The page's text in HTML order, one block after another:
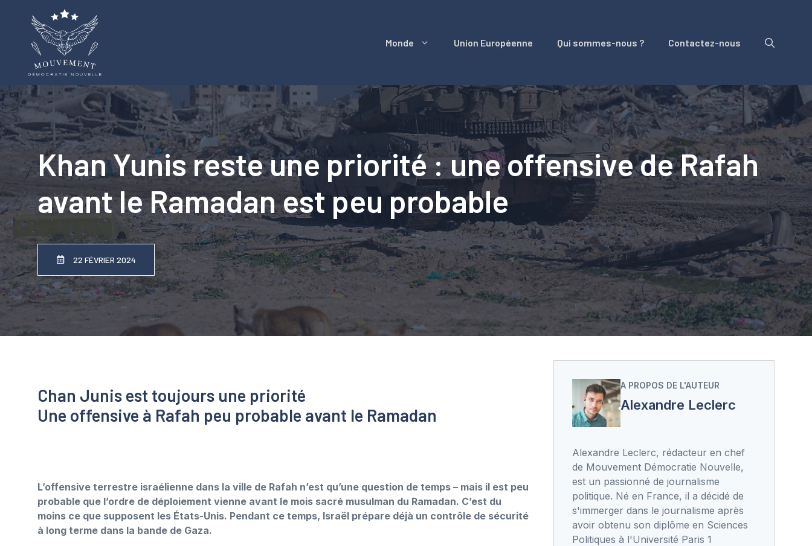
Monde Union Européenne Qui sommes-nous ? Contactez-nous
Khan Yunis reste une priorité : une offensive de Rafah
avant le Ramadan est peu probable
22 FÉVRIER 2024
Chan Junis est toujours une priorité
Une offensive à Rafah peu probable avant le Ramadan
L’offensive terrestre israélienne dans la ville de Rafah n’est qu’une question de temps – mais il est peu
probable que l’ordre de déploiement vienne avant le mois sacré musulman du Ramadan. C’est du
moins ce que supposent les États-Unis. Pendant ce temps, Israël prépare déjà un contrôle de sécurité
à long terme dans la bande de Gaza.
A PROPOS DE L'AUTEUR
Alexandre Leclerc
Alexandre Leclerc, rédacteur en chef
de Mouvement Démocratie Nouvelle,
est un passionné de journalisme
politique. Né en France, il a décidé de
s'immerger dans le journalisme après
avoir obtenu son diplôme en Sciences
Politiques à l'Université Paris 1